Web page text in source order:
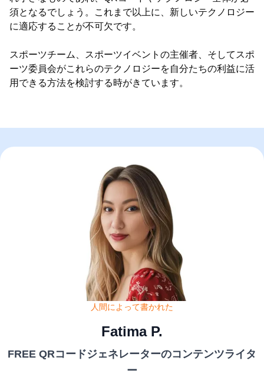
須となるでしょう。これまで以上に、新しいテクノロジー
に適応することが不可欠です。
スポーツチーム、スポーツイベントの主催者、そしてスポ
ーツ委員会がこれらのテクノロジーを自分たちの利益に活
用できる方法を検討する時がきています。
人間によって書かれた
Fatima P.
FREE QRコードジェネレーターのコンテンツライタ
ー